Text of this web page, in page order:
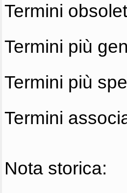
Termini
Termini più
Termini più
Termini
Nota storica: